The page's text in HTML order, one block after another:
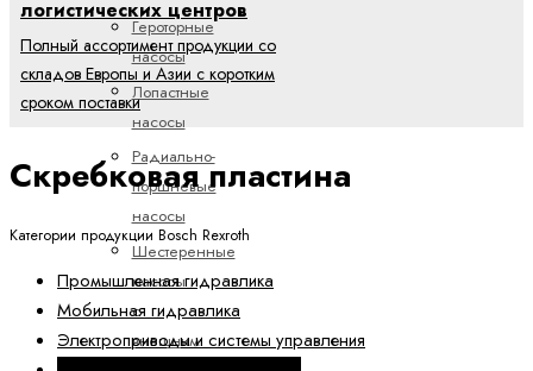
Героторные
насосы
Лопастные
насосы
Радиально-
поршневые
насосы
Шестеренные
насосы
с
внешним
логистических центров
Полный ассортимент продукции со
складов Европы и Азии с коротким
сроком поставки
Скребковая пластина
Категории продукции Bosch Rexroth
Промышленная гидравлика
Мобильная гидравлика
Электроприводы и системы управления